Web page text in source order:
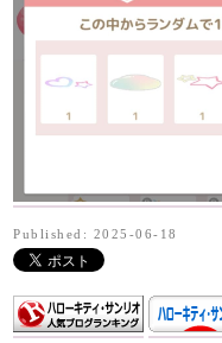
Published: 2025-06-18